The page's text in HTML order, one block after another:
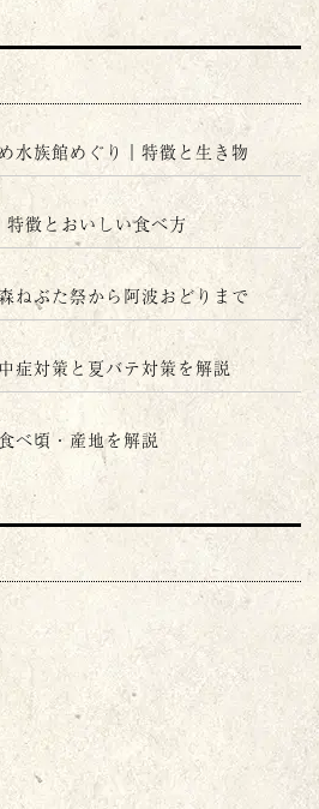
水族館めぐり｜特徴と生き物
徴とおいしい食べ方
ねぶた祭から阿波おどりまで
症対策と夏バテ対策を解説
べ頃・産地を解説